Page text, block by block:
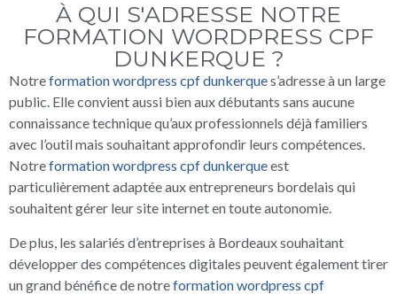
À QUI S'ADRESSE NOTRE
FORMATION WORDPRESS CPF
DUNKERQUE ?
Notreformation wordpress cpf dunkerques’adresse à un large
public. Elle convient aussi bien aux débutants sans aucune
connaissance technique qu’aux professionnels déjà familiers
avec l’outil mais souhaitant approfondir leurs compétences.
Notreformation wordpress cpf dunkerqueest
particulièrement adaptée aux entrepreneurs bordelais qui
souhaitent gérer leur site internet en toute autonomie.
De plus, les salariés d’entreprises à Bordeaux souhaitant
développer des compétences digitales peuvent également tirer
un grand bénéfice de notreformation wordpress cpf